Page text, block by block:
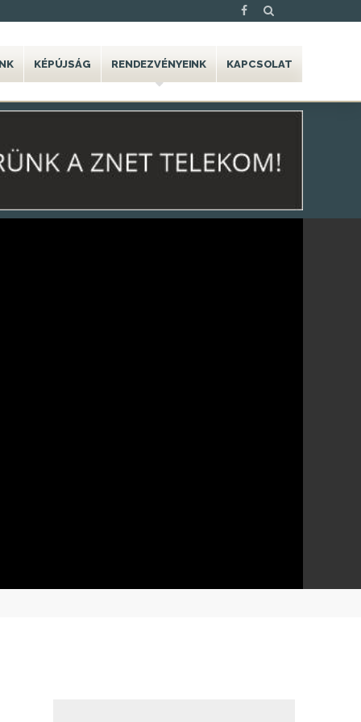
KÉPÚJSÁG RENDEZVÉNYEINK KAPCSOLAT